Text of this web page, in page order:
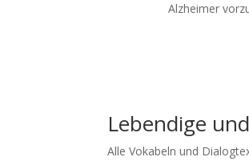
Alzheimer
Lebendige
Alle Vokabeln und